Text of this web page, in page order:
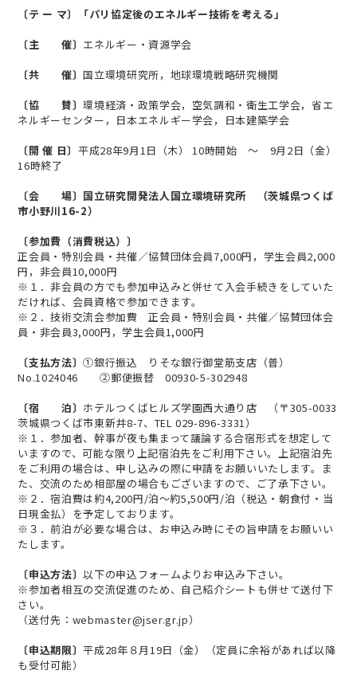
〔テ ー マ〕「パリ協定後のエネルギー技術を考える」
〔主 催〕 エネルギー・資源学会
〔共 催〕国立環境研究所，地球環境戦略研究機関
〔協 賛〕環境経済・政策学会，空気調和・衛生工学会，省エ
ネルギーセンター，日本エネルギー学会，日本建築学会
〔開 催 日〕 平成28年9月1日（木） 10時開始 ～ 9月2日（金）
16時終了
〔会 場〕国立研究開発法人国立環境研究所 （茨城県つくば
市小野川16-2）
〔参加費（消費税込）〕
正会員・特別会員・共催／協賛団体会員7,000円，学生会員2,000
円，非会員10,000円
※１．非会員の方でも参加申込みと併せて入会手続きをしていた
だければ、会員資格で参加できます。
※２．技術交流会参加費 正会員・特別会員・共催／協賛団体会
員・非会員3,000円，学生会員1,000円
〔支払方法〕①銀行振込 りそな銀行御堂筋支店（普）
No.1024046 ②郵便振替 00930-5-302948
〔宿 泊〕 ホテルつくばヒルズ学園西大通り店 （〒305-0033
茨城県つくば市東新井8-7、TEL 029-896-3331）
※１．参加者、幹事が夜も集まって議論する合宿形式を想定して
いますので、可能な限り上記宿泊先をご利用下さい。上記宿泊先
をご利用の場合は、申し込みの際に申請をお願いいたします。ま
た、交流のため相部屋の場合もございますので、ご了承下さい。
※２．宿泊費は約4,200円/泊～約5,500円/泊（税込・朝食付・当
日現金払）を予定しております。
※３．前泊が必要な場合は、お申込み時にその旨申請をお願いい
たします。
〔申込方法〕以下の申込フォームよりお申込み下さい。
※参加者相互の交流促進のため、自己紹介シートも併せて送付下
さい。
（送付先：webmaster@jser.gr.jp）
〔申込期限〕平成28年８月19日（金）（定員に余裕があれば以降
も受付可能）